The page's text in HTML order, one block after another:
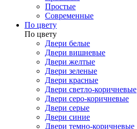
Простые
Современные
По цвету
По цвету
Двери белые
Двери вишневые
Двери желтые
Двери зеленые
Двери красные
Двери светло-коричневые
Двери серо-коричневые
Двери серые
Двери синие
Двери темно-коричневые